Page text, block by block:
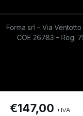
€147,00 +IVA
Forma srl – Via
COE 26783 – Reg.